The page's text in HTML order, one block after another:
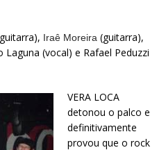
Iraê Moreira (guitarra),
(vocal) e Rafael Peduzzi
VERA LOCA
detonou o palco e
definitivamente
provou que o rock